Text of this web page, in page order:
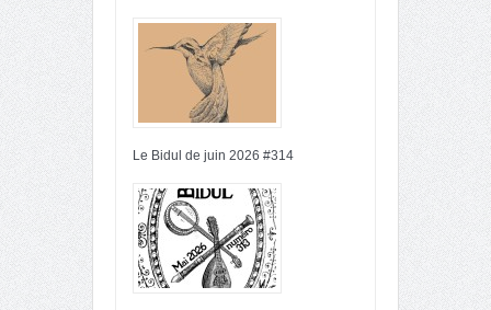
Le Bidul de juin 2026 #314